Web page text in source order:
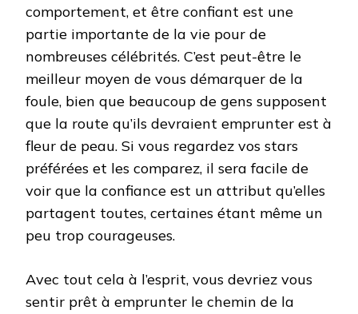
comportement, et être confiant est une
partie importante de la vie pour de
nombreuses célébrités. C’est peut-être le
meilleur moyen de vous démarquer de la
foule, bien que beaucoup de gens supposent
que la route qu’ils devraient emprunter est à
fleur de peau. Si vous regardez vos stars
préférées et les comparez, il sera facile de
voir que la confiance est un attribut qu’elles
partagent toutes, certaines étant même un
peu trop courageuses.
Avec tout cela à l’esprit, vous devriez vous
sentir prêt à emprunter le chemin de la